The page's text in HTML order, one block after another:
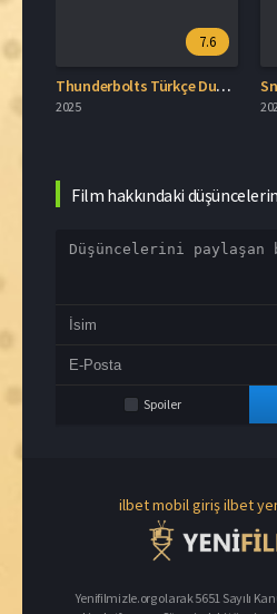
7.6
Thunderbolts Türkçe Dublaj İzle
2025
Film hakkındaki
Spoiler
ilbet mobil girişilbet
Yenifilmizle.org olarak 5651 Sayılı